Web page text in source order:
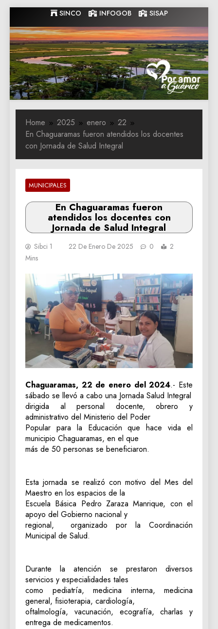
to
content
SINCO INFOGOB SISAP
Gobernacion
de Guarico
Gobernacion de Guarico
Home 2025 enero
22
En Chaguaramas fueron atendidos los docentes
con Jornada de Salud Integral
MUNICIPALES
En Chaguaramas fueron
atendidos los docentes con
Jornada de Salud Integral
Sibci 1 22 De Enero De 2025 0
2
Mins
Chaguaramas, 22 de enero del 2024.- Este
sábado se llevó a cabo una Jornada Salud Integral
dirigida al personal docente, obrero y
administrativo del Ministerio del Poder
Popular para la Educación que hace vida el
municipio Chaguaramas, en el que
más de 50 personas se beneficiaron.
Esta jornada se realizó con motivo del Mes del
Maestro en los espacios de la
Escuela Básica Pedro Zaraza Manrique, con el
apoyo del Gobierno nacional y
regional, organizado por la Coordinación
Municipal de Salud.
Durante la atención se prestaron diversos
servicios y especialidades tales
como pediatría, medicina interna, medicina
general, fisioterapia, cardiología,
oftalmología, vacunación, ecografía, charlas y
entrega de medicamentos.